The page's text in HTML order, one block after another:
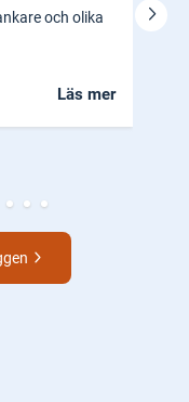
och olika
Läs mer